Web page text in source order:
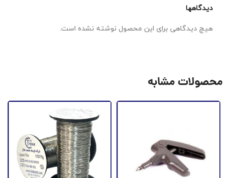
دیدگاهها
هیچ دیدگاهی برای این محصول نوشته نشده است.
محصولات مشابه